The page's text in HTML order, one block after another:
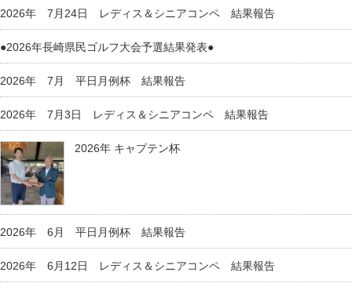
2026年 7月24日 レディス＆シニアコンペ 結果報告
●2026年長崎県民ゴルフ大会予選結果発表●
2026年 7月 平日月例杯 結果報告
2026年 7月3日 レディス＆シニアコンペ 結果報告
2026年 キャプテン杯
2026年 6月 平日月例杯 結果報告
2026年 6月12日 レディス＆シニアコンペ 結果報告